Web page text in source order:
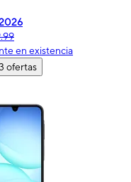
en existencia
ofertas